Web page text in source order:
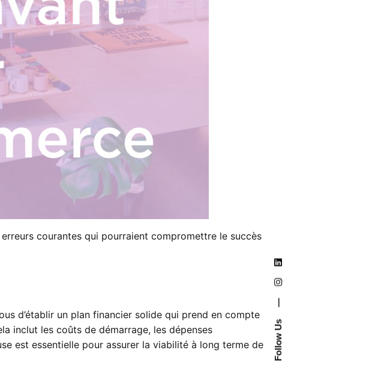
Follow Us
courantes qui pourraient compromettre le succès
d’établir un plan financier solide qui prend en compte
inclut les coûts de démarrage, les dépenses
est essentielle pour assurer la viabilité à long terme de